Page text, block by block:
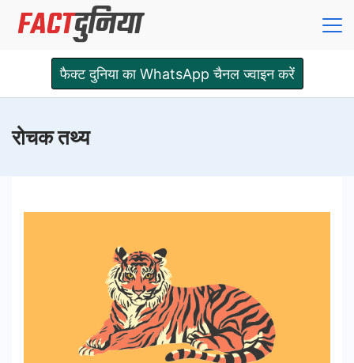
Skip
content
Fact
Dunia
फैक्ट दुनिया का WhatsApp चैनल ज्वाइन करें
रोचक तथ्य